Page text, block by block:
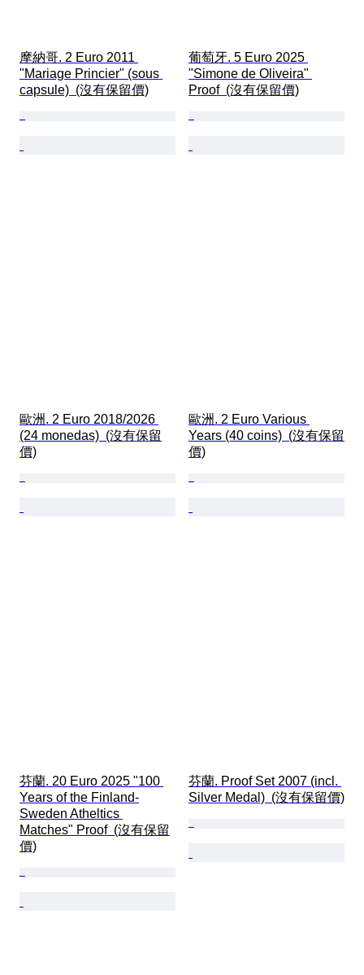
摩納哥. 2 Euro 2011
"Mariage Princier" (sous
capsule)  (沒有保留價)
葡萄牙. 5 Euro 2025
"Simone de Oliveira"
Proof  (沒有保留價)
歐洲. 2 Euro 2018/2026
(24 monedas)  (沒有保留
價)
歐洲. 2 Euro Various
Years (40 coins)  (沒有保留
價)
芬蘭. 20 Euro 2025 "100
Years of the Finland-
Sweden Atheltics
Matches" Proof  (沒有保留
價)
芬蘭. Proof Set 2007 (incl.
Silver Medal)  (沒有保留價)